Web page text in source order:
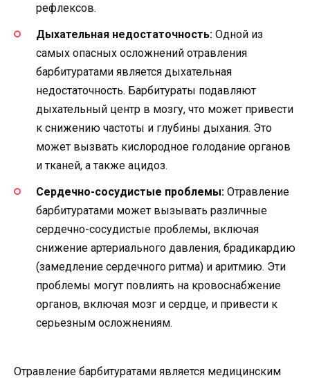
рефлексов.
Дыхательная недостаточность: Одной из
самых опасных осложнений отравления
барбитуратами является дыхательная
недостаточность. Барбитураты подавляют
дыхательный центр в мозгу, что может привести
к снижению частоты и глубины дыхания. Это
может вызвать кислородное голодание органов
и тканей, а также ацидоз.
Сердечно-сосудистые проблемы: Отравление
барбитуратами может вызывать различные
сердечно-сосудистые проблемы, включая
снижение артериального давления, брадикардию
(замедление сердечного ритма) и аритмию. Эти
проблемы могут повлиять на кровоснабжение
органов, включая мозг и сердце, и привести к
серьезным осложнениям.
Отравление барбитуратами является медицинским